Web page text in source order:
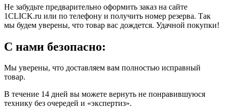
Не забудьте предварительно оформить заказ на сайте
1CLICK.ru или по телефону и получить номер резерва. Так
мы будем уверены, что товар вас дождется. Удачной покупки!
С нами безопасно:
Мы уверены, что доставляем вам полностью исправный
товар.
В течение 14 дней вы можете вернуть не понравившуюся
технику без очередей и «экспертиз».